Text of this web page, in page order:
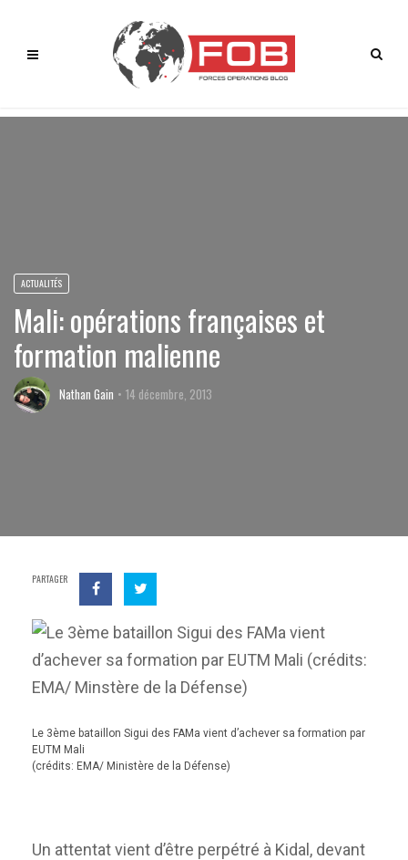
ACTUALITÉS
Mali: opérations françaises et
formation malienne
Nathan Gain 14 décembre, 2013
PARTAGER
Le 3ème bataillon Sigui des FAMa vient d’achever sa formation par
EUTM Mali
(crédits: EMA/ Ministère de la Défense)
Un attentat vient d’être perpétré à Kidal, devant